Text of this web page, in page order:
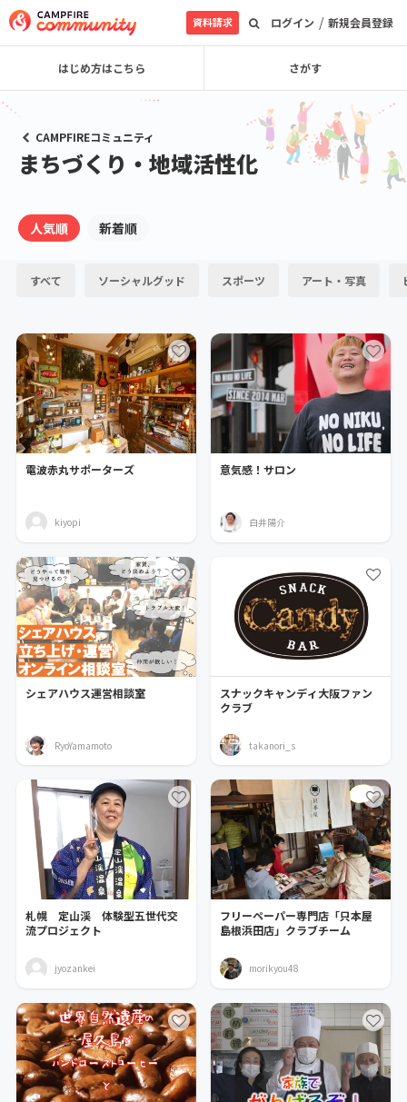
ログイン / 新規会員登録
資料請求
はじめ方はこちら さがす
CAMPFIREコミュニティ
まちづくり・地域活性化
人気順 新着順
すべて ソーシャルグッド スポーツ アート・写真
電波赤丸サポーターズ
kiyopi
意気感！サロン
白井陽介
シェアハウス運営相談室
RyoYamamoto
スナックキャンディ大阪ファン
クラブ
takanori_s
札幌 定山渓 体験型五世代交
流プロジェクト
jyozankei
フリーペーパー専門店「只本屋
島根浜田店」クラブチーム
morikyou48